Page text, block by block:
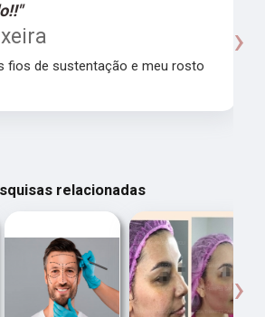
fios de sustentação e meu rosto
›
relacionadas
›